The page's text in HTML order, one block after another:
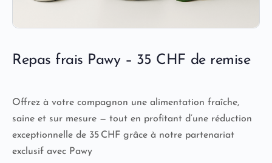
Repas frais Pawy – 35 CHF de remise
Offrez à votre compagnon une alimentation fraîche,
saine et sur mesure — tout en profitant d’une réduction
exceptionnelle de 35 CHF grâce à notre partenariat
exclusif avec Pawy